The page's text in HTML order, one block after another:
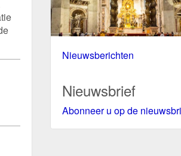
Nieuwsberichten
Nieuwsbrief
Abonneer u op de